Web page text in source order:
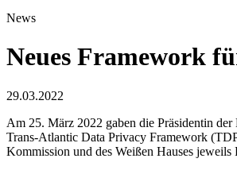
News
Neues Framework
29.03.2022
Am 25. März 2022 gaben die Präsidentin
Trans-Atlantic Data Privacy Framework
Kommission und des Weißen Hauses